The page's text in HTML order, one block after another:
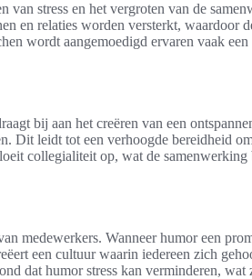
van stress en het vergroten van de
en relaties worden versterkt, waardoor
wordt aangemoedigd ervaren vaak
bij aan het creëren van een
Dit leidt tot een verhoogde bereidheid
collegialiteit op, wat de samenwerking
medewerkers. Wanneer humor een
een cultuur waarin iedereen zich
dat humor stress kan verminderen, wat